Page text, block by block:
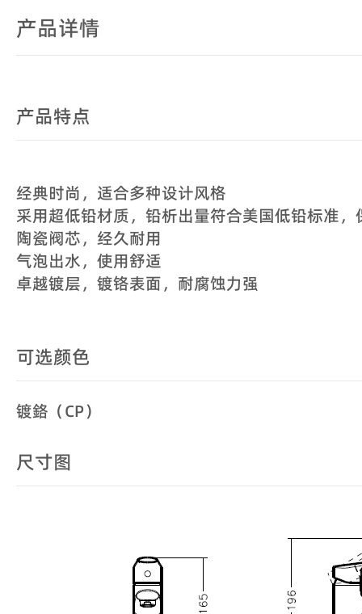
产品详情
产品特点
经典时尚，适合多种设计风格
采用超低铅材质，铅析出量符合美国低铅标准
陶瓷阀芯，经久耐用
气泡出水，使用舒适
卓越镀层，镀铬表面，耐腐蚀力强
可选颜色
镀鉻（CP）
尺寸图